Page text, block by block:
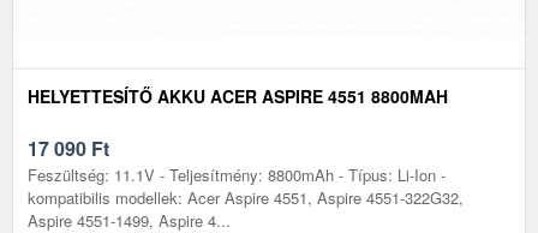
HELYETTESÍTŐ AKKU ACER ASPIRE 4551 8800MAH
17 090 Ft
Feszültség: 11.1V - Teljesítmény: 8800mAh - Típus: Li-Ion -
kompatibilis modellek: Acer Aspire 4551, Aspire 4551-322G32,
Aspire 4551-1499, Aspire 4...